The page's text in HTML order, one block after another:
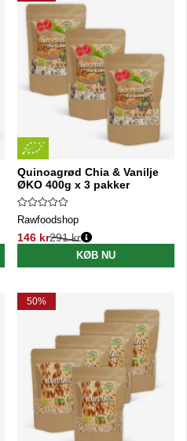
Quinoagrød Chia & Vanilje
ØKO 400g x 3 pakker
Rawfoodshop
146 kr
Normalpris:
291 kr
KØB NU
50%